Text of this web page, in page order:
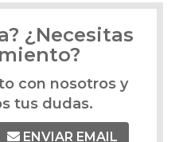
¿Necesitas
con nosotros y
tus dudas.
ENVIAR EMAIL